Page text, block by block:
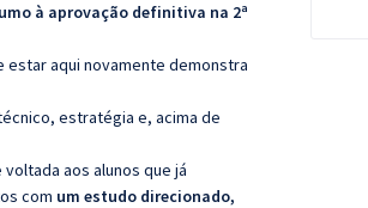
à aprovação definitiva na 2ª
aqui novamente demonstra
estratégia e, acima de
aos alunos que já
com um estudo direcionado,